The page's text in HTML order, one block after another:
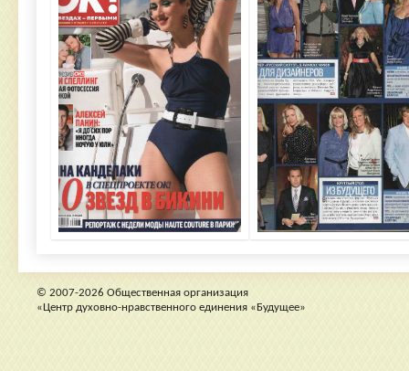
© 2007-2026 Общественная организация
«Центр духовно-нравственного единения «Будущее»